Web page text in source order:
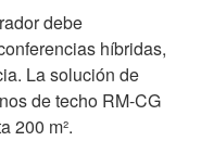
debe
híbridas,
La solución de
de techo RM-CG
200 m².